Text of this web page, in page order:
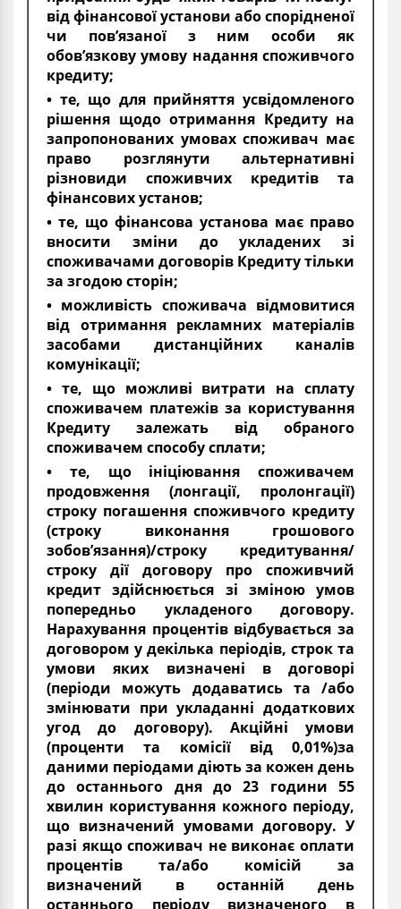
від фінансової установи або спорідненої
чи пов’язаної з ним особи як
обов’язкову умову надання споживчого
кредиту;
• те, що для прийняття усвідомленого
рішення щодо отримання Кредиту на
запропонованих умовах споживач має
право розглянути альтернативні
різновиди споживчих кредитів та
фінансових установ;
• те, що фінансова установа має право
вносити зміни до укладених зі
споживачами договорів Кредиту тільки
за згодою сторін;
• можливість споживача відмовитися
від отримання рекламних матеріалів
засобами дистанційних каналів
комунікації;
• те, що можливі витрати на сплату
споживачем платежів за користування
Кредиту залежать від обраного
споживачем способу сплати;
• те, що ініціювання споживачем
продовження (лонгації, пролонгації)
строку погашення споживчого кредиту
(строку виконання грошового
зобов’язання)/строку кредитування/
строку дії договору про споживчий
кредит здійснюється зі зміною умов
попередньо укладеного договору.
Нарахування процентів відбувається за
договором у декілька періодів, строк та
умови яких визначені в договорі
(періоди можуть додаватись та /або
змінювати при укладанні додаткових
угод до договору). Акційні умови
(проценти та комісії від 0,01%)за
даними періодами діють за кожен день
до останнього дня до 23 години 55
хвилин користування кожного періоду,
що визначений умовами договору. У
разі якщо споживач не виконає оплати
процентів та/або комісій за
визначений в останній день
останнього періоду визначеного в